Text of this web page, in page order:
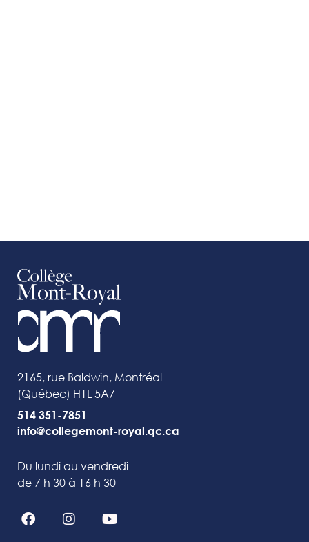
2165, rue Baldwin, Montréal
(Québec) H1L 5A7
514 351-7851
info@collegemont-royal.qc.ca
Du lundi au vendredi
de 7 h 30 à 16 h 30